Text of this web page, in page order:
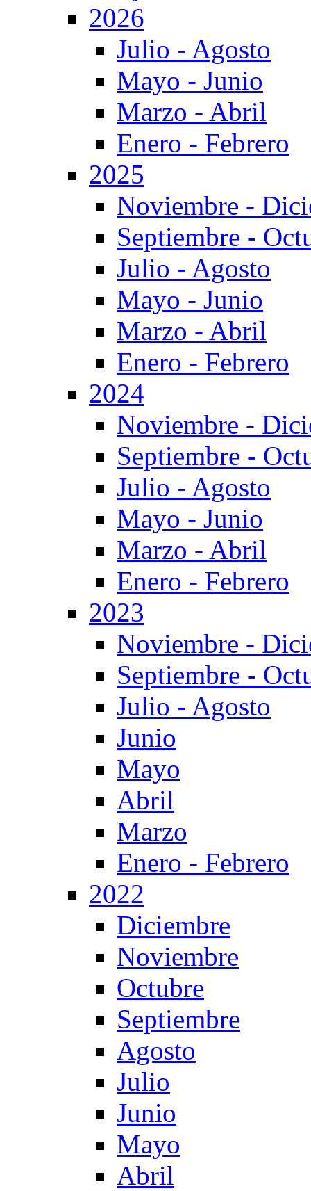
2026
Julio - Agosto
Mayo - Junio
Marzo - Abril
Enero - Febrero
2025
Noviembre -
Septiembre -
Julio - Agosto
Mayo - Junio
Marzo - Abril
Enero - Febrero
2024
Noviembre -
Septiembre -
Julio - Agosto
Mayo - Junio
Marzo - Abril
Enero - Febrero
2023
Noviembre -
Septiembre -
Julio - Agosto
Junio
Mayo
Abril
Marzo
Enero - Febrero
2022
Diciembre
Noviembre
Octubre
Septiembre
Agosto
Julio
Junio
Mayo
Abril